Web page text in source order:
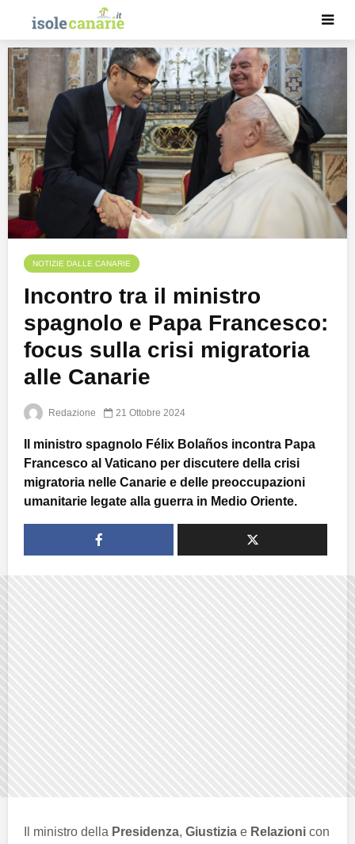
NOTIZIE DALLE CANARIE
Incontro tra il ministro
spagnolo e Papa Francesco:
focus sulla crisi migratoria
alle Canarie
Redazione 21 Ottobre 2024
Il ministro spagnolo Félix Bolaños incontra Papa
Francesco al Vaticano per discutere della crisi
migratoria nelle Canarie e delle preoccupazioni
umanitarie legate alla guerra in Medio Oriente.
Il ministro della Presidenza, Giustizia e Relazioni con